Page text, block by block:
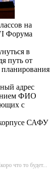
на
Форума
в
путь от
адрес
ФИО
с
корпусе САФУ
что то будет...